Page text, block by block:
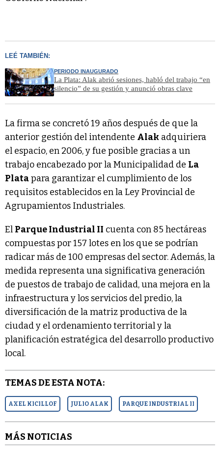
LEÉ TAMBIÉN:
PERIODO INAUGURADO
La Plata: Alak abrió sesiones, habló del trabajo “en
silencio” de su gestión y anunció obras clave
La firma se concretó 19 años después de que la
anterior gestión del intendente Alak adquiriera
el espacio, en 2006, y fue posible gracias a un
trabajo encabezado por la Municipalidad de La
Platapara garantizar el cumplimiento de los
requisitos establecidos en la Ley Provincial de
Agrupamientos Industriales.
El Parque Industrial II cuenta con 85 hectáreas
compuestas por 157 lotes en los que se podrían
radicar más de 100 empresas del sector. Además, la
medida representa una significativa generación
de puestos de trabajo de calidad, una mejora en la
infraestructura y los servicios del predio, la
diversificación de la matriz productiva de la
ciudad y el ordenamiento territorial y la
planificación estratégica del desarrollo productivo
local.
TEMAS DE ESTA NOTA:
AXEL KICILLOF JULIO ALAK PARQUE INDUSTRIAL II
MÁS NOTICIAS